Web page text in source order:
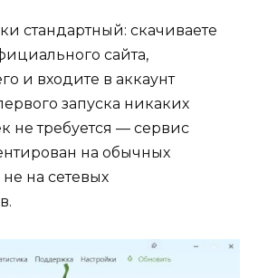
стандартный: скачиваете
сайта,
и входите в аккаунт
запуска никаких
не требуется — сервис
на обычных
не на сетевых